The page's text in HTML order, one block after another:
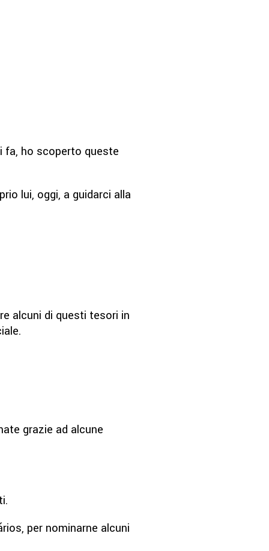
fa, ho scoperto queste
lui, oggi, a guidarci alla
alcuni di questi tesori in
grazie ad alcune
per nominarne alcuni